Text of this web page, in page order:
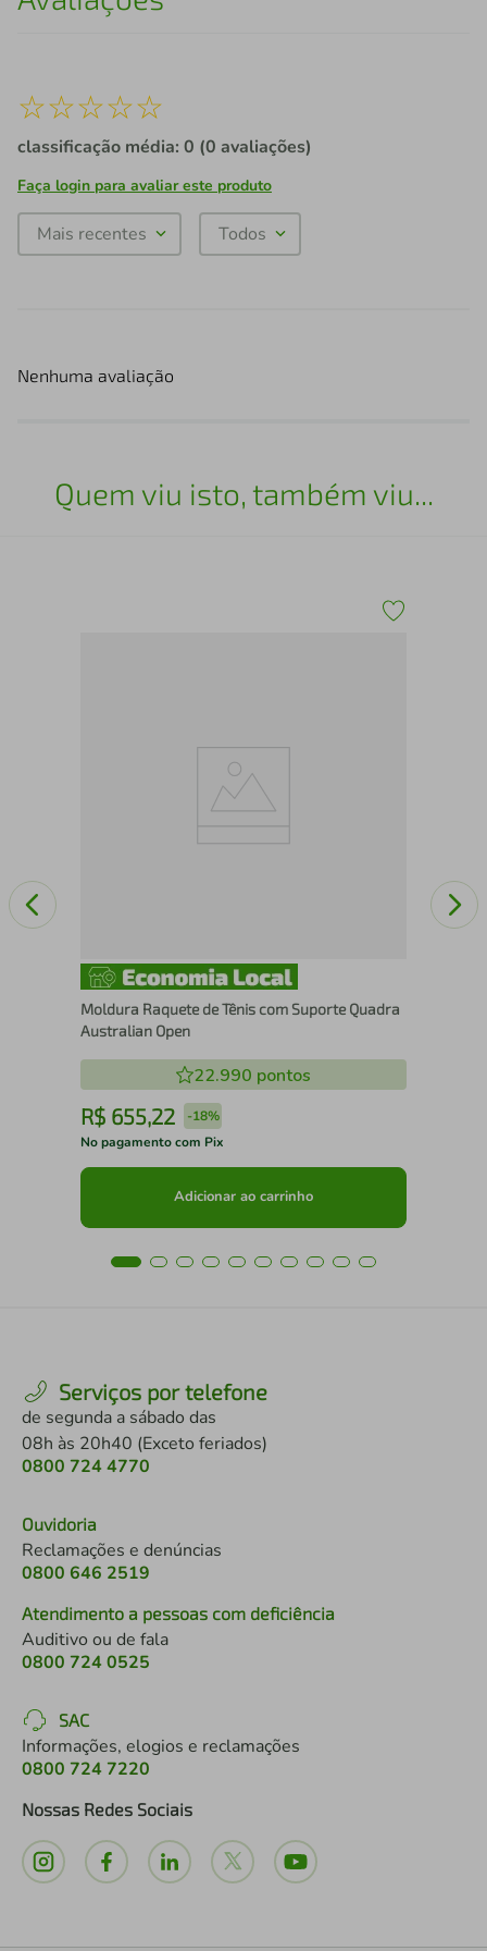
☆☆☆☆☆
classificação média: 0 (0 avaliações)
Faça login para avaliar este produto
Mais recentes Todos
Nenhuma avaliação
Quem viu isto, também viu...
Moldura Raquete de Tênis com Suporte Quadra
Australian Open
22.990 pontos
R$ 655,22 -18%
No pagamento com Pix
Adicionar ao carrinho
Serviços por telefone
de segunda a sábado das
08h às 20h40 (Exceto feriados)
0800 724 4770
Ouvidoria
Reclamações e denúncias
0800 646 2519
Atendimento a pessoas com deficiência
Auditivo ou de fala
0800 724 0525
SAC
Informações, elogios e reclamações
0800 724 7220
Nossas Redes Sociais